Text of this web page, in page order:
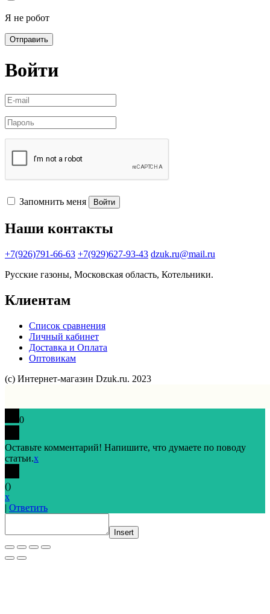
Я не робот
Отправить
Войти
Запомнить меня Войти
Наши контакты
+7(926)791-66-63 +7(929)627-93-43 dzuk.ru@mail.ru
Русские газоны, Московская область, Котельники.
Клиентам
Список сравнения
Личный кабинет
Доставка и Оплата
Оптовикам
(с) Интернет-магазин Dzuk.ru. 2023
0
Оставьте комментарий! Напишите, что думаете по поводу
статьи.x
()
x
| Ответить
Insert